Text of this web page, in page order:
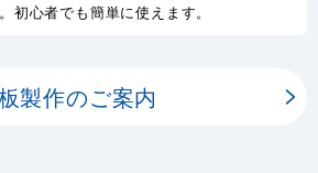
初心者でも簡単に使えます。
製作のご案内